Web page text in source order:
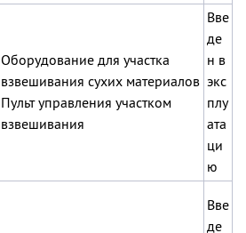
Оборудование для участка
взвешивания сухих материалов
Пульт управления участком
взвешивания
Вве
де
н в
экс
плу
ата
ци
ю
Вве
де